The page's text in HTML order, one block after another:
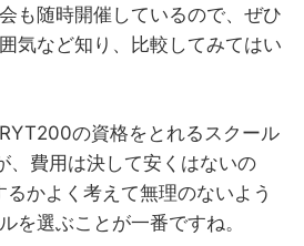
も随時開催しているので、ぜひ
気など知り、比較してみてはい
の資格をとれるスクール
、費用は決して安くはないの
かよく考えて無理のないよう
を選ぶことが一番ですね。